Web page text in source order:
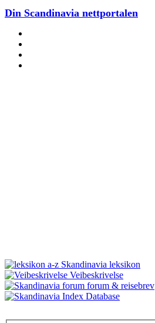
Din Scandinavia nettportalen
Skandinavia leksikon
Veibeskrivelse
forum & reisebrev
Database